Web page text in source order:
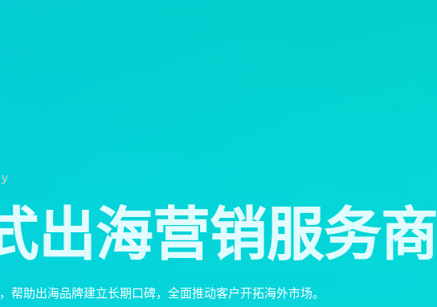
出海营销服务商
帮助出海品牌建立长期口碑，全面推动客户开拓海外市场。